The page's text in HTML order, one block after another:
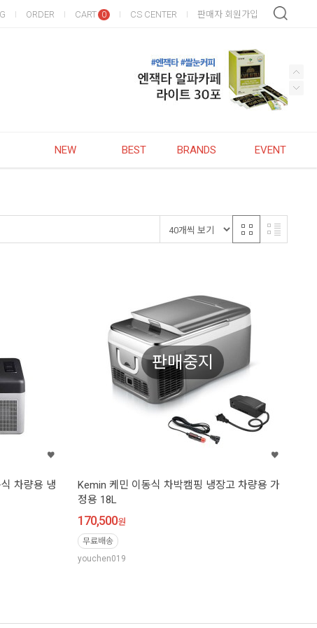
ORDER CART 0 CS CENTER 판매자 회원가입
NEW BEST BRANDS EVENT
차량용 냉
판매중지
Kemin 케민 이동식 차박캠핑 냉장고 차량용 가
정용 18L
170,500원
무료배송
youchen019